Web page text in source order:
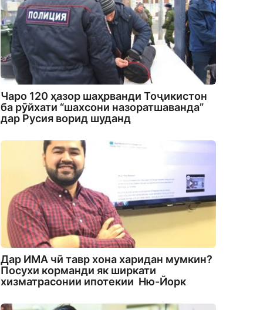
Чаро 120 ҳазор шаҳрванди Тоҷикистон
ба рӯйхати “шахсони назоратшаванда”
дар Русия ворид шуданд
Дар ИМА чӣ тавр хона харидан мумкин?
Посухи корманди як ширкати
хизматрасонии ипотекии Ню-Йорк